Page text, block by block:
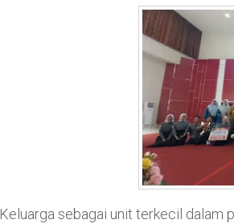
sebagai unit terkecil dalam